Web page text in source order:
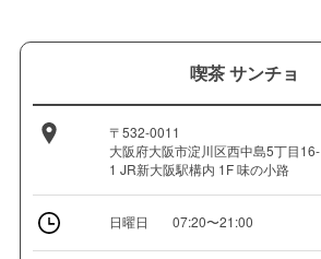
喫茶 サンチョ
〒532-0011
大阪府大阪市淀川区西中島5丁目16-
1 JR新大阪駅構内 1F 味の小路
日曜日 07:20〜21:00